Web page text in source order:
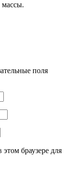
массы.
поля
браузере для